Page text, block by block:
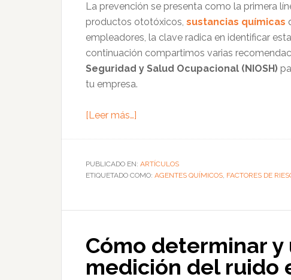
La prevención se presenta como la primera
productos ototóxicos, sustancias químicas
empleadores, la clave radica en identificar
continuación compartimos varias
Seguridad y Salud Ocupacional (NIOSH)
tu empresa.
[Leer más…]
para
prevenir
pérdida
causada
por
productos
PUBLICADO EN: ARTÍCULOS
ETIQUETADO COMO: AGENTES QUÍMICOS, FACTORES DE
Cómo determinar
medición del ruido